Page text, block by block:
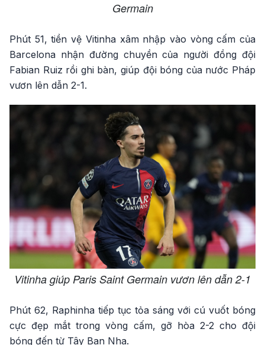
Germain
Phút 51, tiền vệ Vitinha xâm nhập vào vòng cấm của
Barcelona nhận đường chuyền của người đồng đội
Fabian Ruiz rồi ghi bàn, giúp đội bóng của nước Pháp
vươn lên dẫn 2-1.
Vitinha giúp Paris Saint Germain vươn lên dẫn 2-1
Phút 62, Raphinha tiếp tục tỏa sáng với cú vuốt bóng
cực đẹp mắt trong vòng cấm, gỡ hòa 2-2 cho đội
bóng đến từ Tây Ban Nha.